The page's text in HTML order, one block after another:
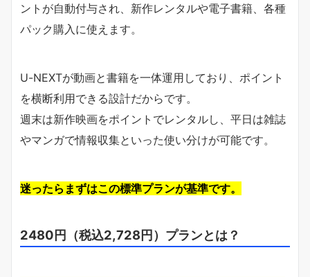
ントが自動付与され、新作レンタルや電子書籍、各種
パック購入に使えます。
U-NEXTが動画と書籍を一体運用しており、ポイント
を横断利用できる設計だからです。
週末は新作映画をポイントでレンタルし、平日は雑誌
やマンガで情報収集といった使い分けが可能です。
迷ったらまずはこの標準プランが基準です。
2480円（税込2,728円）プランとは？